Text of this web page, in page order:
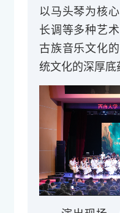
以马头琴为核
长调等多种艺
古族音乐文化
统文化的深厚底